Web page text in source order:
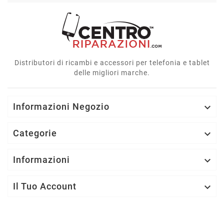
Distributori di ricambi e accessori per telefonia e tablet
delle migliori marche.
Informazioni Negozio 
Categorie 
Informazioni 
Il Tuo Account 